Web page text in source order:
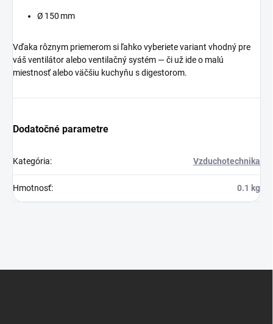
Ø 150 mm
Vďaka rôznym priemerom si ľahko vyberiete variant vhodný pre
váš ventilátor alebo ventilačný systém — či už ide o malú
miestnosť alebo väčšiu kuchyňu s digesto­rom.
Dodatočné parametre
Kategória: Vzduchotechnika
Hmotnosť: 0.1 kg